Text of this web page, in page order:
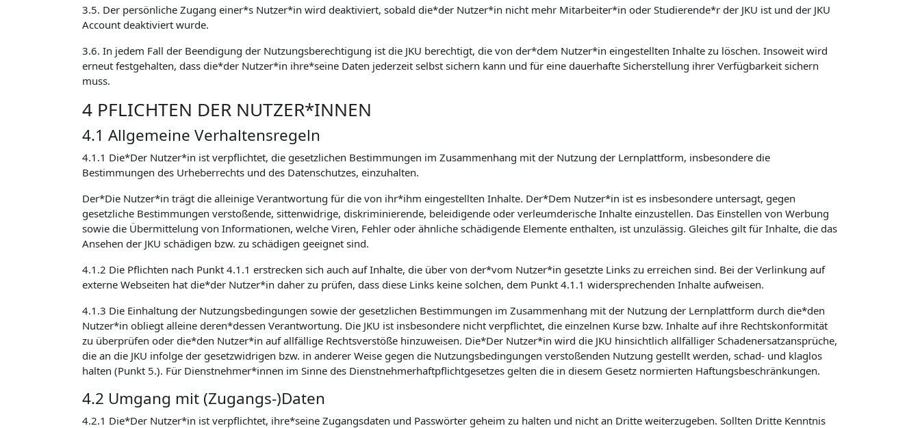
3.5. Der persönliche Zugang einer*s Nutzer*in wird deaktiviert, sobald die*der Nutzer*in nicht mehr Mitarbeiter*in oder Studierende*r der JKU ist und der JKU
Account deaktiviert wurde.
3.6. In jedem Fall der Beendigung der Nutzungsberechtigung ist die JKU berechtigt, die von der*dem Nutzer*in eingestellten Inhalte zu löschen. Insoweit wird
erneut festgehalten, dass die*der Nutzer*in ihre*seine Daten jederzeit selbst sichern kann und für eine dauerhafte Sicherstellung ihrer Verfügbarkeit sichern
muss.
4 PFLICHTEN DER NUTZER*INNEN
4.1 Allgemeine Verhaltensregeln
4.1.1 Die*Der Nutzer*in ist verpflichtet, die gesetzlichen Bestimmungen im Zusammenhang mit der Nutzung der Lernplattform, insbesondere die
Bestimmungen des Urheberrechts und des Datenschutzes, einzuhalten.
Der*Die Nutzer*in trägt die alleinige Verantwortung für die von ihr*ihm eingestellten Inhalte. Der*Dem Nutzer*in ist es insbesondere untersagt, gegen
gesetzliche Bestimmungen verstoßende, sittenwidrige, diskriminierende, beleidigende oder verleumderische Inhalte einzustellen. Das Einstellen von Werbung
sowie die Übermittelung von Informationen, welche Viren, Fehler oder ähnliche schädigende Elemente enthalten, ist unzulässig. Gleiches gilt für Inhalte, die das
Ansehen der JKU schädigen bzw. zu schädigen geeignet sind.
4.1.2 Die Pflichten nach Punkt 4.1.1 erstrecken sich auch auf Inhalte, die über von der*vom Nutzer*in gesetzte Links zu erreichen sind. Bei der Verlinkung auf
externe Webseiten hat die*der Nutzer*in daher zu prüfen, dass diese Links keine solchen, dem Punkt 4.1.1 widersprechenden Inhalte aufweisen.
4.1.3 Die Einhaltung der Nutzungsbedingungen sowie der gesetzlichen Bestimmungen im Zusammenhang mit der Nutzung der Lernplattform durch die*den
Nutzer*in obliegt alleine deren*dessen Verantwortung. Die JKU ist insbesondere nicht verpflichtet, die einzelnen Kurse bzw. Inhalte auf ihre Rechtskonformität
zu überprüfen oder die*den Nutzer*in auf allfällige Rechtsverstöße hinzuweisen. Die*Der Nutzer*in wird die JKU hinsichtlich allfälliger Schadenersatzansprüche,
die an die JKU infolge der gesetzwidrigen bzw. in anderer Weise gegen die Nutzungsbedingungen verstoßenden Nutzung gestellt werden, schad- und klaglos
halten (Punkt 5.). Für Dienstnehmer*innen im Sinne des Dienstnehmerhaftpflichtgesetzes gelten die in diesem Gesetz normierten Haftungsbeschränkungen.
4.2 Umgang mit (Zugangs-)Daten
4.2.1 Die*Der Nutzer*in ist verpflichtet, ihre*seine Zugangsdaten und Passwörter geheim zu halten und nicht an Dritte weiterzugeben. Sollten Dritte Kenntnis